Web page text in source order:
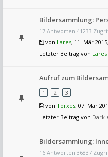
Bildersammlung:
17 Antworten 41233
von Lares, 11. Mär
Letzter Beitrag von Lares
Aufruf zum
1
2
3
von Torxes, 07. Mär
Letzter Beitrag von
Bildersammlung:
16 Antworten 36837